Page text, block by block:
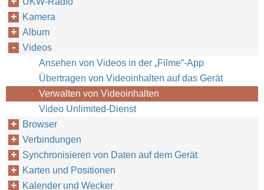
Kamera
Album
Videos
Ansehen von Videos in der „Filme“-App
Übertragen von Videoinhalten auf das Gerät
Verwalten von Videoinhalten
Video Unlimited-Dienst
Browser
Verbindungen
Synchronisieren von Daten auf dem Gerät
Karten und Positionen
Kalender und Wecker